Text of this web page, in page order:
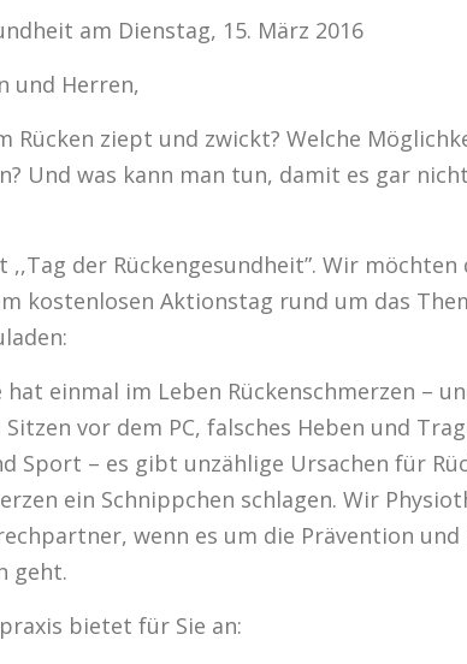
am Dienstag, 15. März 2016
und Herren,
Rücken ziept und zwickt? Welche
Und was kann man tun, damit es gar
,,Tag der Rückengesundheit”. Wir möchten
kostenlosen Aktionstag rund um das
hat einmal im Leben Rückenschmerzen –
vor dem PC, falsches Heben und
Sport – es gibt unzählige Ursachen für
ein Schnippchen schlagen. Wir
wenn es um die Prävention und
geht.
bietet für Sie an: